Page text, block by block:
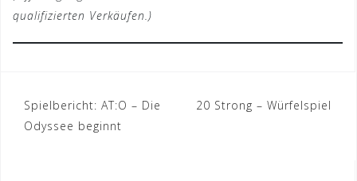
qualifizierten Verkäufen.)
Beitrags-
Navigation
Spielbericht: AT:O – Die
Odyssee beginnt
20 Strong – Würfelspiel